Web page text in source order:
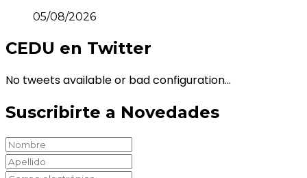
05/08/2026
CEDU en Twitter
No tweets available or bad configuration...
Suscribirte a Novedades